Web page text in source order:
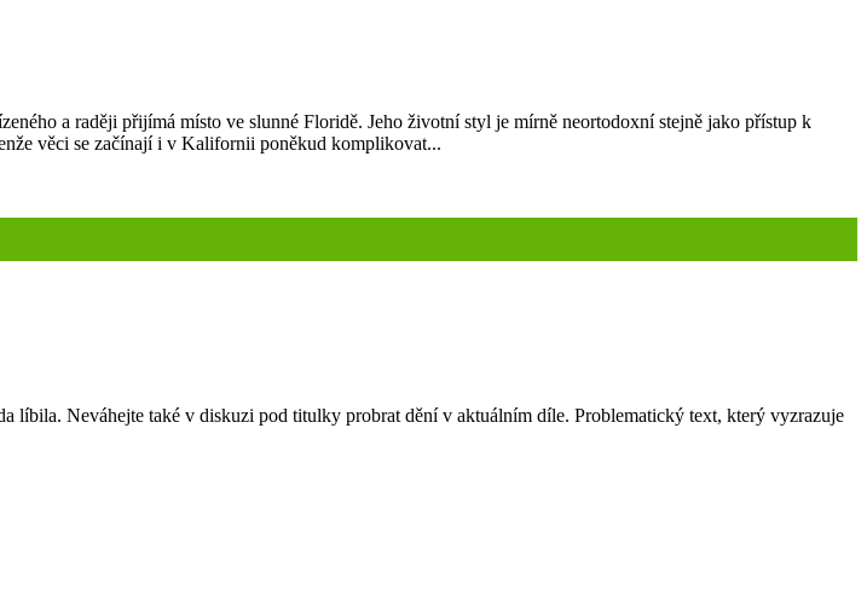
a raději přijímá místo ve slunné Floridě. Jeho životní styl je mírně neortodoxní stejně jako přístup k
věci se začínají i v Kalifornii poněkud komplikovat...
líbila. Neváhejte také v diskuzi pod titulky probrat dění v aktuálním díle. Problematický text, který vyzrazuje